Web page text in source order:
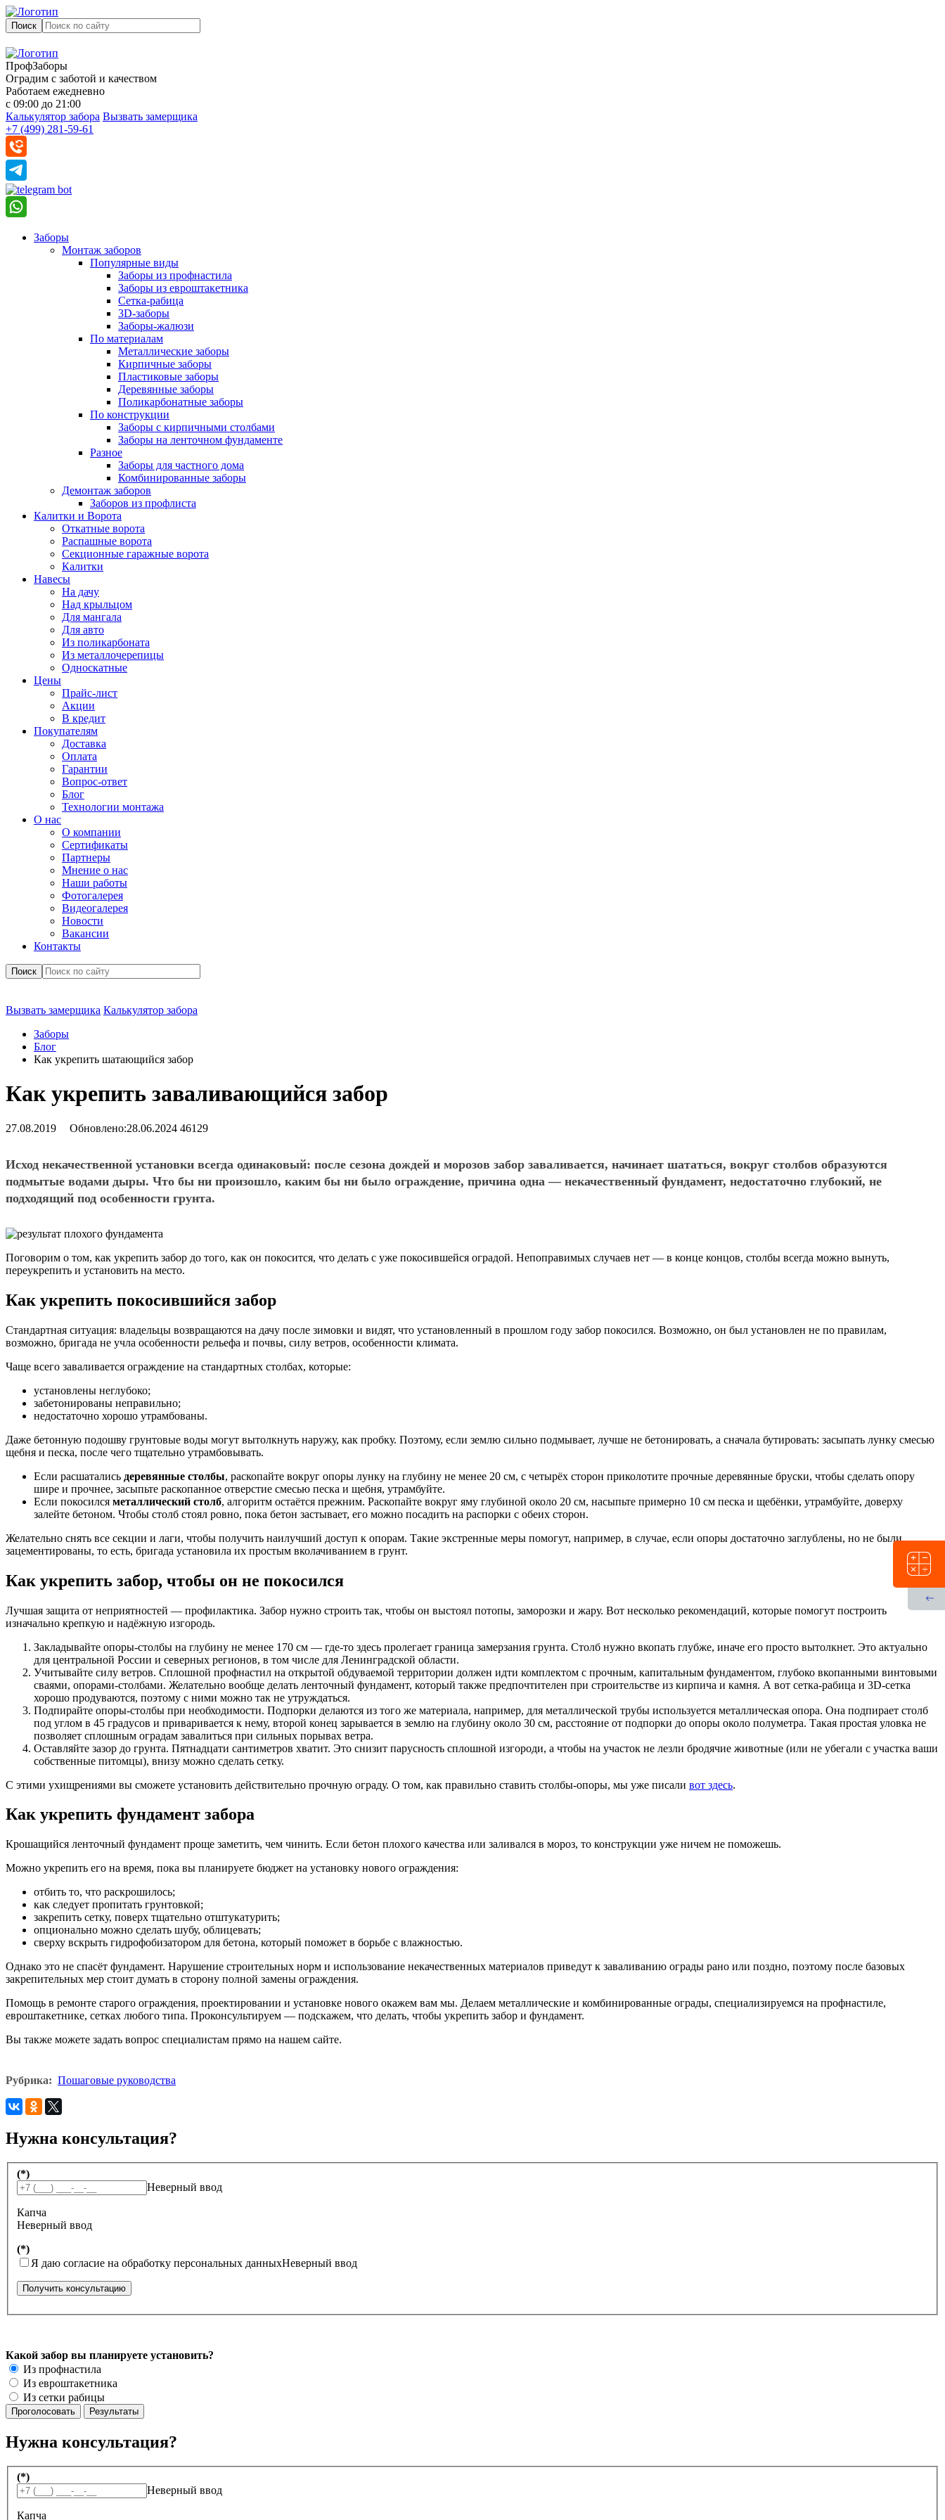
Поиск
ПрофЗаборы
Оградим с заботой и качеством
Работаем ежедневно
с 09:00 до 21:00
Калькулятор забора Вызвать замерщика
+7 (499) 281-59-61
Заборы
Монтаж заборов
Популярные виды
Заборы из профнастила
Заборы из евроштакетника
Сетка-рабица
3D-заборы
Заборы-жалюзи
По материалам
Металлические заборы
Кирпичные заборы
Пластиковые заборы
Деревянные заборы
Поликарбонатные заборы
По конструкции
Заборы с кирпичными столбами
Заборы на ленточном фундаменте
Разное
Заборы для частного дома
Комбинированные заборы
Демонтаж заборов
Заборов из профлиста
Калитки и Ворота
Откатные ворота
Распашные ворота
Секционные гаражные ворота
Калитки
Навесы
На дачу
Над крыльцом
Для мангала
Для авто
Из поликарбоната
Из металлочерепицы
Односкатные
Цены
Прайс-лист
Акции
В кредит
Покупателям
Доставка
Оплата
Гарантии
Вопрос-ответ
Блог
Технологии монтажа
О нас
О компании
Сертификаты
Партнеры
Мнение о нас
Наши работы
Фотогалерея
Видеогалерея
Новости
Вакансии
Контакты
Поиск
Вызвать замерщика Калькулятор забора
Заборы
Блог
Как укрепить шатающийся забор
Как укрепить заваливающийся забор
27.08.2019 Обновлено:28.06.2024 46129
Исход некачественной установки всегда одинаковый: после сезона дождей и морозов забор заваливается, начинает шататься, вокруг столбов образуются
подмытые водами дыры. Что бы ни произошло, каким бы ни было ограждение, причина одна — некачественный фундамент, недостаточно глубокий, не
подходящий под особенности грунта.
Поговорим о том, как укрепить забор до того, как он покосится, что делать с уже покосившейся оградой. Непоправимых случаев нет — в конце концов, столбы всегда можно вынуть,
переукрепить и установить на место.
Как укрепить покосившийся забор
Стандартная ситуация: владельцы возвращаются на дачу после зимовки и видят, что установленный в прошлом году забор покосился. Возможно, он был установлен не по правилам,
возможно, бригада не учла особенности рельефа и почвы, силу ветров, особенности климата.
Чаще всего заваливается ограждение на стандартных столбах, которые:
установлены неглубоко;
забетонированы неправильно;
недостаточно хорошо утрамбованы.
Даже бетонную подошву грунтовые воды могут вытолкнуть наружу, как пробку. Поэтому, если землю сильно подмывает, лучше не бетонировать, а сначала бутировать: засыпать лунку смесью
щебня и песка, после чего тщательно утрамбовывать.
Если расшатались деревянные столбы, раскопайте вокруг опоры лунку на глубину не менее 20 см, с четырёх сторон приколотите прочные деревянные бруски, чтобы сделать опору
шире и прочнее, засыпьте раскопанное отверстие смесью песка и щебня, утрамбуйте.
Если покосился металлический столб, алгоритм остаётся прежним. Раскопайте вокруг яму глубиной около 20 см, насыпьте примерно 10 см песка и щебёнки, утрамбуйте, доверху
залейте бетоном. Чтобы столб стоял ровно, пока бетон застывает, его можно посадить на распорки с обеих сторон.
Желательно снять все секции и лаги, чтобы получить наилучший доступ к опорам. Такие экстренные меры помогут, например, в случае, если опоры достаточно заглублены, но не были
зацементированы, то есть, бригада установила их простым вколачиванием в грунт.
Как укрепить забор, чтобы он не покосился
Лучшая защита от неприятностей — профилактика. Забор нужно строить так, чтобы он выстоял потопы, заморозки и жару. Вот несколько рекомендаций, которые помогут построить
изначально крепкую и надёжную изгородь.
Закладывайте опоры-столбы на глубину не менее 170 см — где-то здесь пролегает граница замерзания грунта. Столб нужно вкопать глубже, иначе его просто вытолкнет. Это актуально
для центральной России и северных регионов, в том числе для Ленинградской области.
Учитывайте силу ветров. Сплошной профнастил на открытой обдуваемой территории должен идти комплектом с прочным, капитальным фундаментом, глубоко вкопанными винтовыми
сваями, опорами-столбами. Желательно вообще делать ленточный фундамент, который также предпочтителен при строительстве из кирпича и камня. А вот сетка-рабица и 3D-сетка
хорошо продуваются, поэтому с ними можно так не утруждаться.
Подпирайте опоры-столбы при необходимости. Подпорки делаются из того же материала, например, для металлической трубы используется металлическая опора. Она подпирает столб
под углом в 45 градусов и приваривается к нему, второй конец зарывается в землю на глубину около 30 см, расстояние от подпорки до опоры около полуметра. Такая простая уловка не
позволяет сплошным оградам завалиться при сильных порывах ветра.
Оставляйте зазор до грунта. Пятнадцати сантиметров хватит. Это снизит парусность сплошной изгороди, а чтобы на участок не лезли бродячие животные (или не убегали с участка ваши
собственные питомцы), внизу можно сделать сетку.
С этими ухищрениями вы сможете установить действительно прочную ограду. О том, как правильно ставить столбы-опоры, мы уже писали вот здесь.
Как укрепить фундамент забора
Крошащийся ленточный фундамент проще заметить, чем чинить. Если бетон плохого качества или заливался в мороз, то конструкции уже ничем не поможешь.
Можно укрепить его на время, пока вы планируете бюджет на установку нового ограждения:
отбить то, что раскрошилось;
как следует пропитать грунтовкой;
закрепить сетку, поверх тщательно отштукатурить;
опционально можно сделать шубу, облицевать;
сверху вскрыть гидрофобизатором для бетона, который поможет в борьбе с влажностью.
Однако это не спасёт фундамент. Нарушение строительных норм и использование некачественных материалов приведут к заваливанию ограды рано или поздно, поэтому после базовых
закрепительных мер стоит думать в сторону полной замены ограждения.
Помощь в ремонте старого ограждения, проектировании и установке нового окажем вам мы. Делаем металлические и комбинированные ограды, специализируемся на профнастиле,
евроштакетнике, сетках любого типа. Проконсультируем — подскажем, что делать, чтобы укрепить забор и фундамент.
Вы также можете задать вопрос специалистам прямо на нашем сайте.
Рубрика: Пошаговые руководства
Нужна консультация?
(*)
Неверный ввод
Капча
Неверный ввод
(*)
Я даю согласие на обработку персональных данныхНеверный ввод
Получить консультацию
Какой забор вы планируете установить?
Из профнастила
Из евроштакетника
Из сетки рабицы
Нужна консультация?
(*)
Неверный ввод
Капча